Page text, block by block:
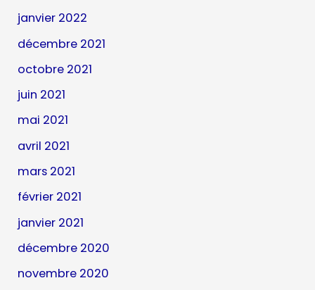
janvier 2022
décembre 2021
octobre 2021
juin 2021
mai 2021
avril 2021
mars 2021
février 2021
janvier 2021
décembre 2020
novembre 2020